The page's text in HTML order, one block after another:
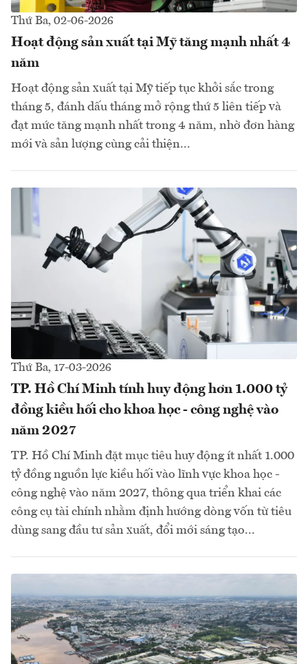
Thứ Ba, 02-06-2026
Hoạt động sản xuất tại Mỹ tăng mạnh nhất 4
năm
Hoạt động sản xuất tại Mỹ tiếp tục khởi sắc trong
tháng 5, đánh dấu tháng mở rộng thứ 5 liên tiếp và
đạt mức tăng mạnh nhất trong 4 năm, nhờ đơn hàng
mới và sản lượng cùng cải thiện...
Thứ Ba, 17-03-2026
TP. Hồ Chí Minh tính huy động hơn 1.000 tỷ
đồng kiều hối cho khoa học - công nghệ vào
năm 2027
TP. Hồ Chí Minh đặt mục tiêu huy động ít nhất 1.000
tỷ đồng nguồn lực kiều hối vào lĩnh vực khoa học -
công nghệ vào năm 2027, thông qua triển khai các
công cụ tài chính nhằm định hướng dòng vốn từ tiêu
dùng sang đầu tư sản xuất, đổi mới sáng tạo...